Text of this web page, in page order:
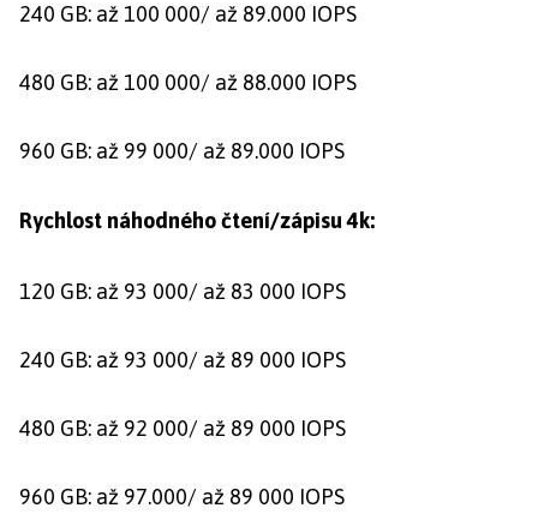
240 GB: až 100 000/ až 89.000 IOPS
480 GB: až 100 000/ až 88.000 IOPS
960 GB: až 99 000/ až 89.000 IOPS
Rychlost náhodného čtení/zápisu 4k:
120 GB: až 93 000/ až 83 000 IOPS
240 GB: až 93 000/ až 89 000 IOPS
480 GB: až 92 000/ až 89 000 IOPS
960 GB: až 97.000/ až 89 000 IOPS